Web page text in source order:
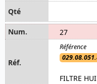
27
FILTRE